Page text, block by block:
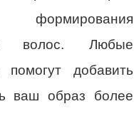
формирования
волос. Любые
помогут добавить
ваш образ более